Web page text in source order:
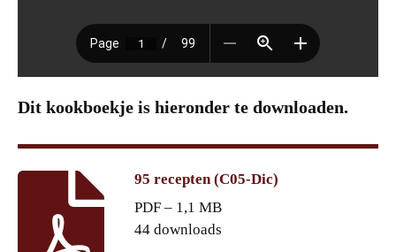
Dit kookboekje is hieronder te downloaden.
95 recepten (C05-Dic)
PDF – 1,1 MB
44 downloads